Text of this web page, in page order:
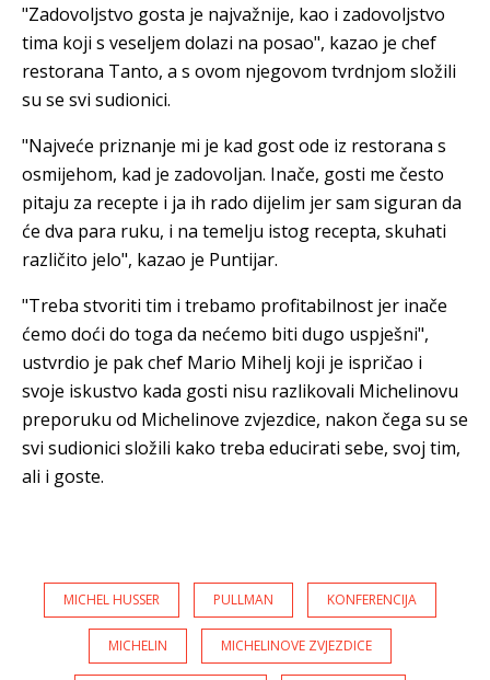
"Zadovoljstvo gosta je najvažnije, kao i zadovoljstvo
tima koji s veseljem dolazi na posao", kazao je chef
restorana Tanto, a s ovom njegovom tvrdnjom složili
su se svi sudionici.
"Najveće priznanje mi je kad gost ode iz restorana s
osmijehom, kad je zadovoljan. Inače, gosti me često
pitaju za recepte i ja ih rado dijelim jer sam siguran da
će dva para ruku, i na temelju istog recepta, skuhati
različito jelo", kazao je Puntijar.
"Treba stvoriti tim i trebamo profitabilnost jer inače
ćemo doći do toga da nećemo biti dugo uspješni",
ustvrdio je pak chef Mario Mihelj koji je ispričao i
svoje iskustvo kada gosti nisu razlikovali Michelinovu
preporuku od Michelinove zvjezdice, nakon čega su se
svi sudionici složili kako treba educirati sebe, svoj tim,
ali i goste.
MICHEL HUSSER PULLMAN KONFERENCIJA
MICHELIN MICHELINOVE ZVJEZDICE